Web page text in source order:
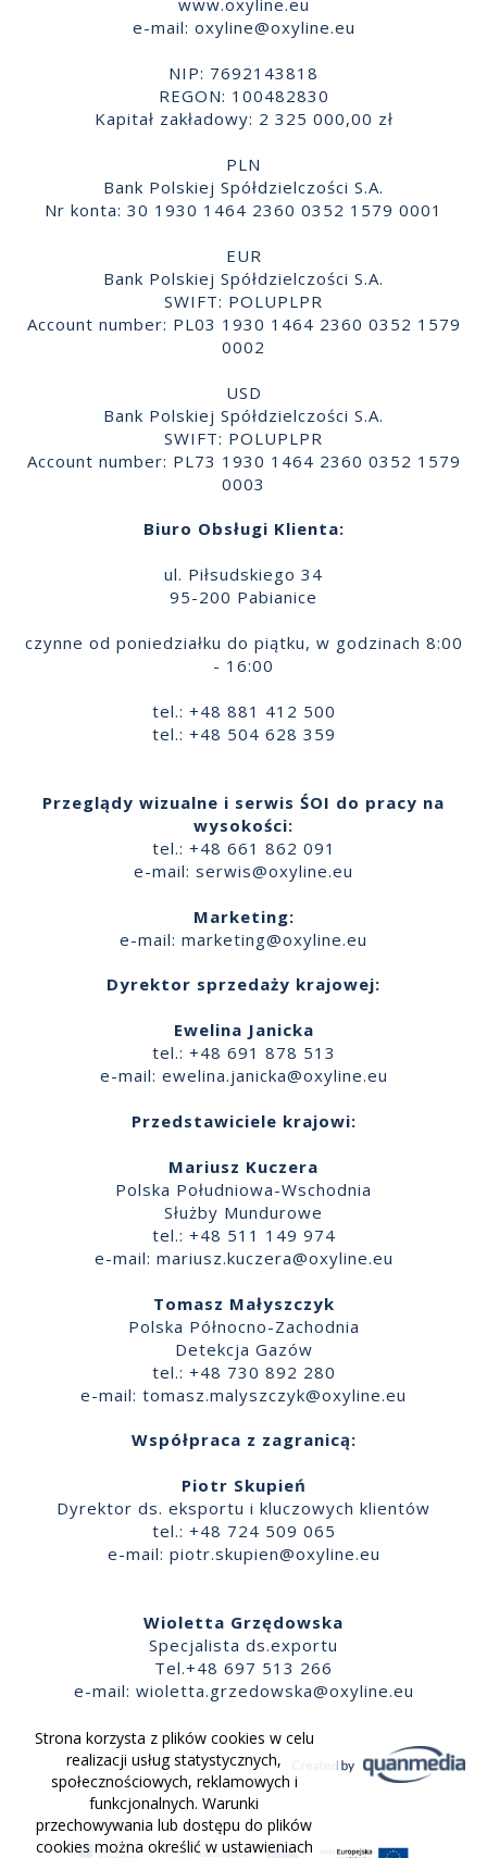
e-mail: oxyline@oxyline.eu
NIP: 7692143818
REGON: 100482830
Kapitał zakładowy: 2 325 000,00 zł
PLN
Bank Polskiej Spółdzielczości S.A.
Nr konta: 30 1930 1464 2360 0352 1579 0001
EUR
Bank Polskiej Spółdzielczości S.A.
SWIFT: POLUPLPR
Account number: PL03 1930 1464 2360 0352 1579
0002
USD
Bank Polskiej Spółdzielczości S.A.
SWIFT: POLUPLPR
Account number: PL73 1930 1464 2360 0352 1579
0003
Biuro Obsługi Klienta:
ul. Piłsudskiego 34
95-200 Pabianice
czynne od poniedziałku do piątku, w godzinach 8:00
- 16:00
tel.: +48 881 412 500
tel.: +48 504 628 359
Przeglądy wizualne i serwis ŚOI do pracy na
wysokości:
tel.: +48 661 862 091
e-mail: serwis@oxyline.eu
Marketing:
e-mail: marketing@oxyline.eu
Dyrektor sprzedaży krajowej:
Ewelina Janicka
tel.: +48 691 878 513
e-mail: ewelina.janicka@oxyline.eu
Przedstawiciele krajowi:
Mariusz Kuczera
Polska Południowa-Wschodnia
Służby Mundurowe
tel.: +48 511 149 974
e-mail: mariusz.kuczera@oxyline.eu
Tomasz Małyszczyk
Polska Północno-Zachodnia
Detekcja Gazów
tel.: +48 730 892 280
e-mail: tomasz.malyszczyk@oxyline.eu
Współpraca z zagranicą:
Piotr Skupień
Dyrektor ds. eksportu i kluczowych klientów
tel.: +48 724 509 065
e-mail: piotr.skupien@oxyline.eu
Wioletta Grzędowska
Specjalista ds.exportu
Tel.+48 697 513 266
e-mail: wioletta.grzedowska@oxyline.eu
Strona korzysta z plików cookies w celu
realizacji usług statystycznych,
społecznościowych, reklamowych i
funkcjonalnych. Warunki
przechowywania lub dostępu do plików
cookies można określić w ustawieniach